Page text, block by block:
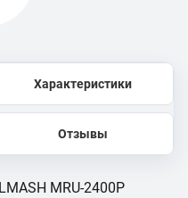
Характеристики
Отзывы
MRU-2400P